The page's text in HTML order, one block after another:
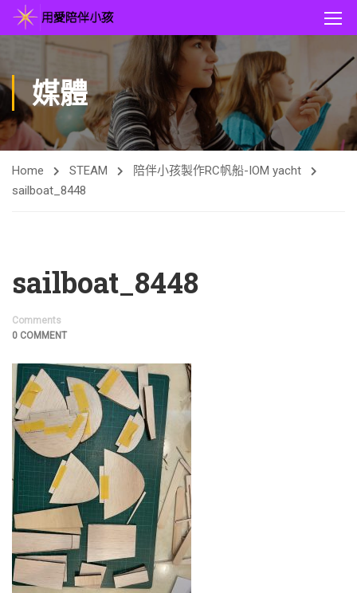
媒體
Home STEAM
陪伴小孩製作RC帆船-IOM yacht
sailboat_8448
sailboat_8448
Comments
0 COMMENT